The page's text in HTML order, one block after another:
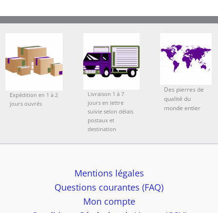
Expédition en 1 à 2
jours ouvrés
Livraison 1 à 7
jours en lettre
suivie selon délais
postaux et
destination
Des pierres de
qualité du
monde entier
Mentions légales
Questions courantes (FAQ)
Mon compte